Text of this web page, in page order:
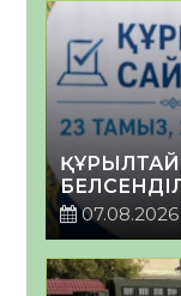
ҚҰРЫЛТАЙ
07.08.2026